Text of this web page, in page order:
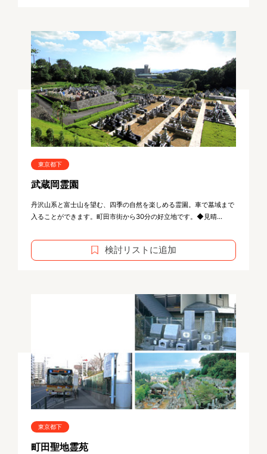
東京都下
武蔵岡霊園
丹沢山系と富士山を望む、四季の自然を楽しめる霊園。車で墓域まで
入ることができます。町田市街から30分の好立地です。◆見晴...
検討リストに追加
東京都下
町田聖地霊苑